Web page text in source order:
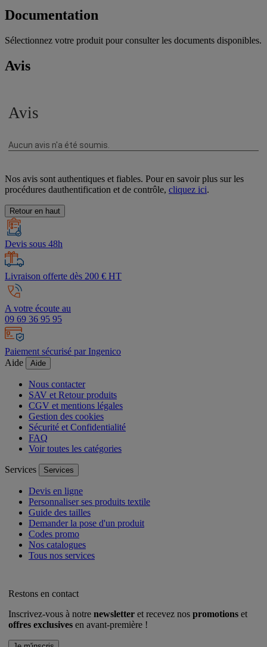
Documentation
Sélectionnez votre produit pour consulter les documents disponibles.
Avis
Nos avis sont authentiques et fiables. Pour en savoir plus sur les
procédures dauthentification et de contrôle, cliquez ici.
Retour en haut
Devis sous 48h
Livraison offerte dès 200 € HT
A votre écoute au
09 69 36 95 95
Paiement sécurisé par Ingenico
Aide
Aide
Nous contacter
SAV et Retour produits
CGV et mentions légales
Gestion des cookies
Sécurité et Confidentialité
FAQ
Voir toutes les catégories
Services Services
Devis en ligne
Personnaliser ses produits textile
Guide des tailles
Demander la pose d'un produit
Codes promo
Nos catalogues
Tous nos services
Restons en contact
Inscrivez-vous à notre newsletter et recevez nos promotions et
offres exclusives en avant-première !